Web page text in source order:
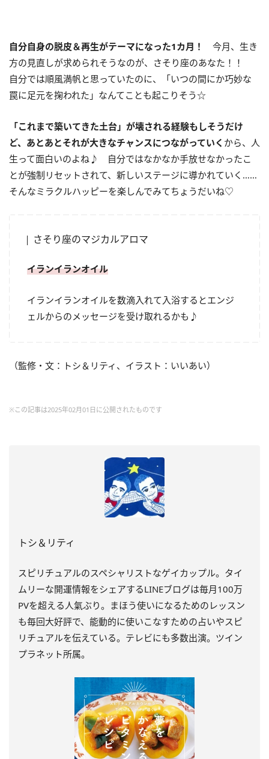
自分自身の脱皮＆再生がテーマになった1カ月！
今月、生き
方の見直しが求められそうなのが、さそり座のあなた！！
自分では順風満帆と思っていたのに、「いつの間にか巧妙な
罠に足元を掬われた」なんてことも起こりそう☆
「これまで築いてきた土台」が壊される経験もしそうだけ
ど、あとあとそれが大きなチャンスにつながっていく から、人
生って面白いのよね♪ 自分ではなかなか手放せなかったこ
とが強制リセットされて、新しいステージに導かれていく……
そんなミラクルハッピーを楽しんでみてちょうだいね♡
さそり座のマジカルアロマ
イランイランオイル
イランイランオイルを数滴入れて入浴するとエンジ
ェルからのメッセージを受け取れるかも♪
（監修・文：トシ＆リティ、イラスト：いいあい）
※この記事は2025年02月01日に公開されたものです
トシ＆リティ
スピリチュアルのスペシャリストなゲイカップル。タイ
ムリーな開運情報をシェアするLINEブログは毎月100万
PVを超える人氣ぶり。まほう使いになるためのレッスン
も毎回大好評で、能動的に使いこなすための占いやスピ
リチュアルを伝えている。テレビにも多数出演。ツイン
プラネット所属。